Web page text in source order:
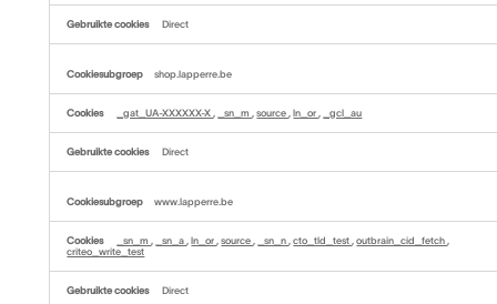
Direct
shop.lapperre.be
_gat_UA-XXXXXX-X, _sn_m,source,ln_or, _gcl_au
Direct
www.lapperre.be
_sn_m, _sn_a,ln_or,source, _sn_n,cto_tld_test,outbrain_cid_fetch,
criteo_write_test
Direct